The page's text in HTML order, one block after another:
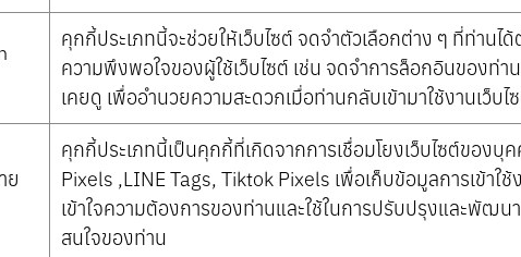
คุกกี้ประเภทนี้จะช่วยให้เว็บไซต์ จดจำตัวเลือกต่าง ๆ ที่ท่าน
ความพึงพอใจของผู้ใช้เว็บไซต์ เช่น จดจำการล็อกอินของท่
เคยดู เพื่ออำนวยความสะดวกเมื่อท่านกลับเข้ามาใช้งานเว็บไ
ย
คุกกี้ประเภทนี้เป็นคุกกี้ที่เกิดจากการเชื่อมโยงเว็บไซต์ของ
Pixels ,LINE Tags, Tiktok Pixels เพื่อเก็บข้อมูลการเข้า
เข้าใจความต้องการของท่านและใช้ในการปรับปรุงและพัฒน
สนใจของท่าน